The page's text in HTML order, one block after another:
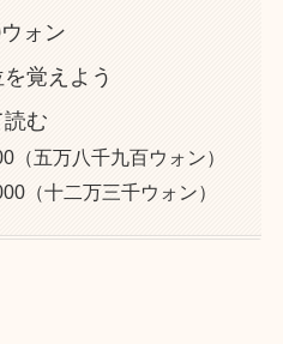
ォン
覚えよう
む
五万八千九百ウォン）
（十二万三千ウォン）